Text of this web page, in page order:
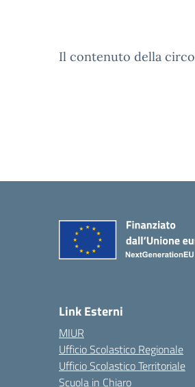
Il contenuto della
Link Esterni
MIUR
Ufficio Scolastico Regionale
Ufficio Scolastico Territoriale
Scuola in Chiaro